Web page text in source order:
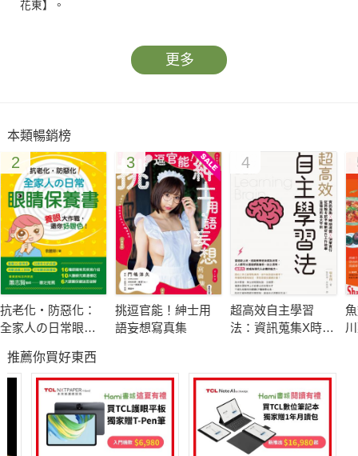
花東】。
更多
本類暢銷榜
2
抗老化‧防惡化：
全家人の日常眼睛
3
挑逗官能！紳士用
語妄想寫真集
4
超高效自主學習
法：資訊蒐集X時間
升工作效率皆適用
的五大守則
推薦你買好東西